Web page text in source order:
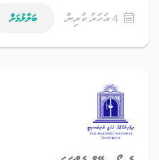
4 އަހަރު ކުރިން ބަލާލުމަށް